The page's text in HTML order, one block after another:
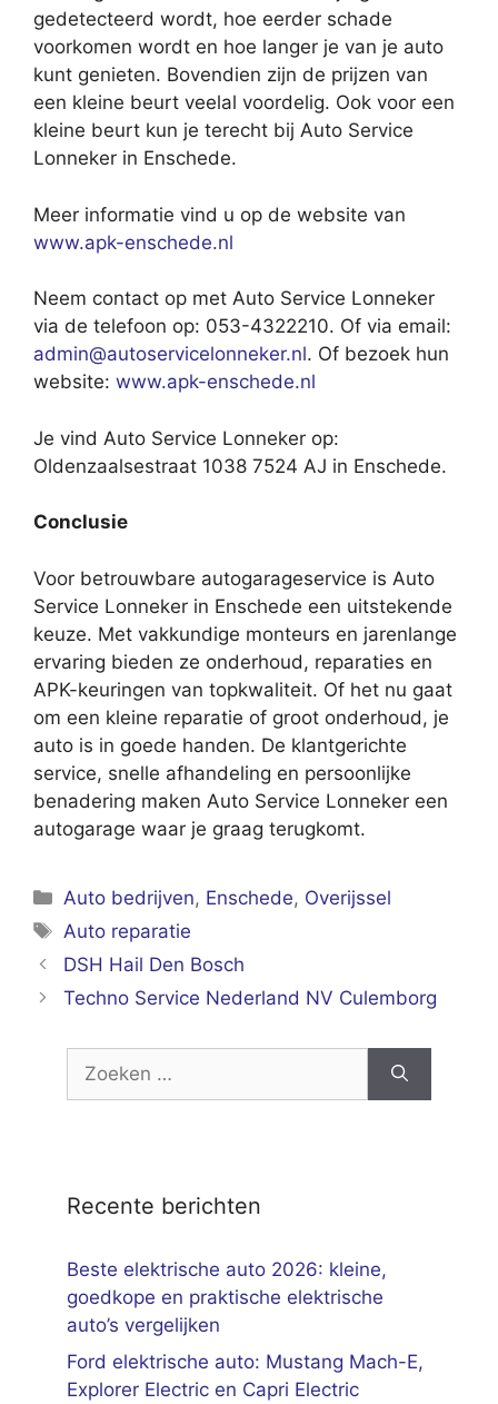
gedetecteerd wordt, hoe eerder schade
voorkomen wordt en hoe langer je van je auto
kunt genieten. Bovendien zijn de prijzen van
een kleine beurt veelal voordelig. Ook voor een
kleine beurt kun je terecht bij Auto Service
Lonneker in Enschede.
Meer informatie vind u op de website van
www.apk-enschede.nl
Neem contact op met Auto Service Lonneker
via de telefoon op: 053-4322210. Of via email:
admin@autoservicelonneker.nl. Of bezoek hun
website: www.apk-enschede.nl
Je vind Auto Service Lonneker op:
Oldenzaalsestraat 1038 7524 AJ in Enschede.
Conclusie
Voor betrouwbare autogarageservice is Auto
Service Lonneker in Enschede een uitstekende
keuze. Met vakkundige monteurs en jarenlange
ervaring bieden ze onderhoud, reparaties en
APK-keuringen van topkwaliteit. Of het nu gaat
om een kleine reparatie of groot onderhoud, je
auto is in goede handen. De klantgerichte
service, snelle afhandeling en persoonlijke
benadering maken Auto Service Lonneker een
autogarage waar je graag terugkomt.
Categorieën
Auto bedrijven, Enschede, Overijssel
Tags
Auto reparatie
DSH Hail Den Bosch
Techno Service Nederland NV Culemborg
naar:
Recente berichten
Beste elektrische auto 2026: kleine,
goedkope en praktische elektrische
auto’s vergelijken
Ford elektrische auto: Mustang Mach-E,
Explorer Electric en Capri Electric